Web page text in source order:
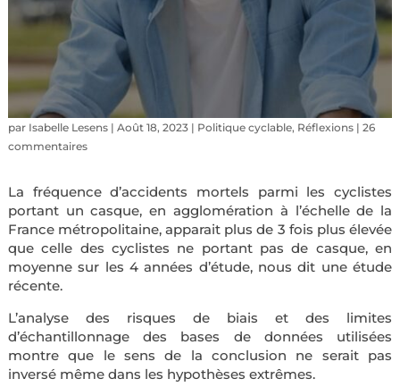
par Isabelle Lesens| Août 18, 2023| Politique cyclable, Réflexions| 26
commentaires
La fréquence d’accidents mortels parmi les cyclistes
portant un casque, en agglomération à l’échelle de la
France métropolitaine, apparait plus de 3 fois plus élevée
que celle des cyclistes ne portant pas de casque, en
moyenne sur les 4 années d’étude, nous dit une étude
récente.
L’analyse des risques de biais et des limites
d’échantillonnage des bases de données utilisées
montre que le sens de la conclusion ne serait pas
inversé même dans les hypothèses extrêmes.